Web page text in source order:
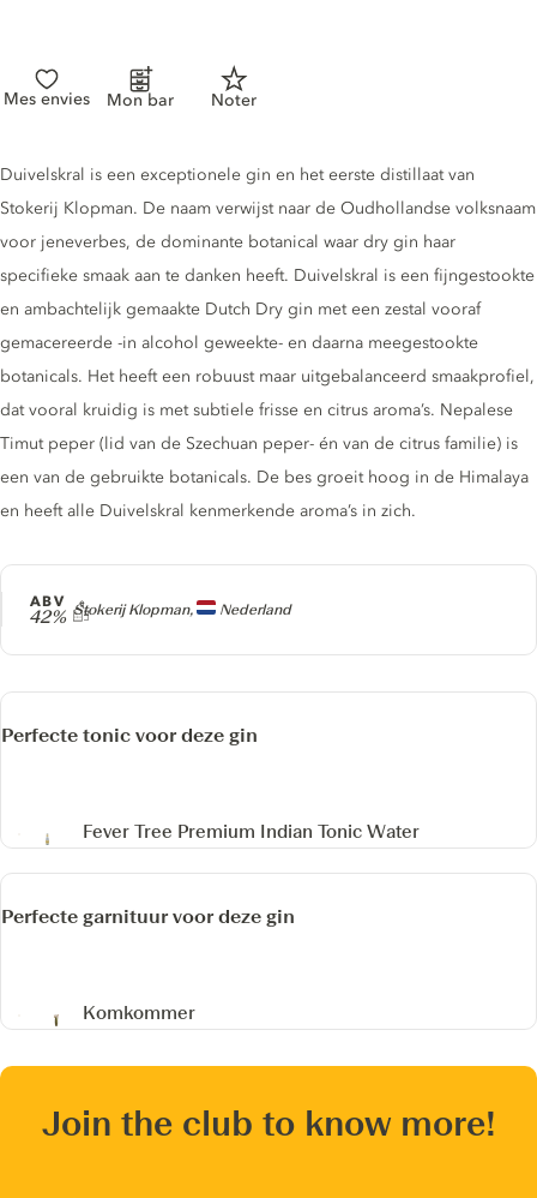
Mes envies Mon bar Noter
Producer
Stokerij Klopman, Nederland
ABV
42%
Gin description
Duivelskral is een exceptionele gin en het eerste distillaat van
Stokerij Klopman. De naam verwijst naar de Oudhollandse volksnaam
voor jeneverbes, de dominante botanical waar dry gin haar
specifieke smaak aan te danken heeft. Duivelskral is een fijngestookte
en ambachtelijk gemaakte Dutch Dry gin met een zestal vooraf
gemacereerde -in alcohol geweekte- en daarna meegestookte
botanicals. Het heeft een robuust maar uitgebalanceerd smaakprofiel,
dat vooral kruidig is met subtiele frisse en citrus aroma’s. Nepalese
Timut peper (lid van de Szechuan peper- én van de citrus familie) is
een van de gebruikte botanicals. De bes groeit hoog in de Himalaya
en heeft alle Duivelskral kenmerkende aroma’s in zich.
Perfecte tonic voor deze gin
Fever Tree Premium Indian Tonic Water
Perfecte garnituur voor deze gin
Komkommer
Join the club to know more!